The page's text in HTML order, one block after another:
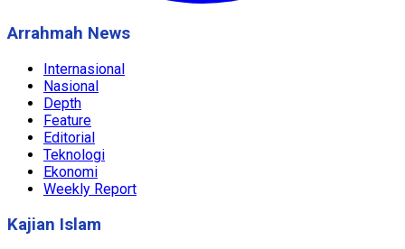
Arrahmah News
Internasional
Nasional
Depth
Feature
Editorial
Teknologi
Ekonomi
Weekly Report
Kajian Islam